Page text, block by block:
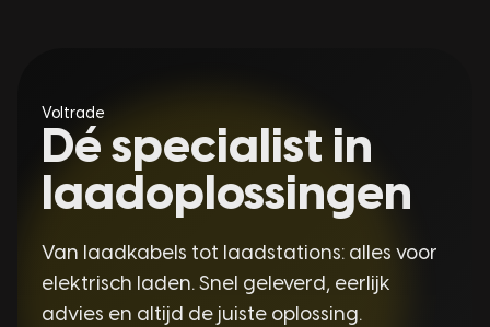
Voltrade
Dé specialist in
laadoplossingen
Van laadkabels tot laadstations: alles voor
elektrisch laden. Snel geleverd, eerlijk
advies en altijd de juiste oplossing.